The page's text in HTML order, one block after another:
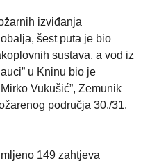
izviđanja
šest puta je bio
sustava, a vod iz
u Kninu bio je
Vukušić”, Zemunik
područja 30./31.
149 zahtjeva